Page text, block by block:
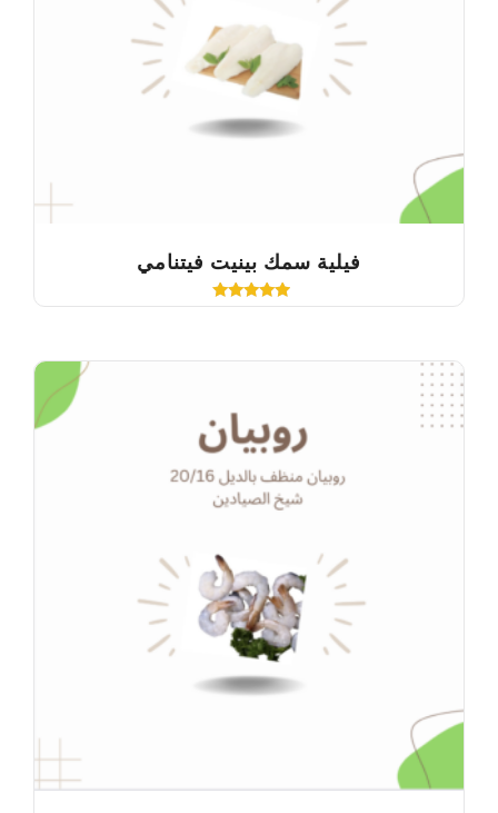
فيلية سمك بينيت فيتنامي
Rated